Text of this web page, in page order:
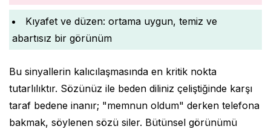
Kıyafet ve düzen: ortama uygun, temiz ve
abartısız bir görünüm
Bu sinyallerin kalıcılaşmasında en kritik nokta
tutarlılıktır. Sözünüz ile beden diliniz çeliştiğinde karşı
taraf bedene inanır; "memnun oldum" derken telefona
bakmak, söylenen sözü siler. Bütünsel görünümü